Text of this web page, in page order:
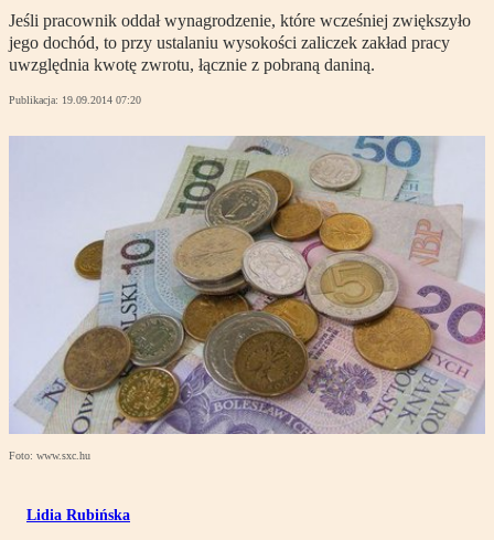
Jeśli pracownik oddał wynagrodzenie, które wcześniej zwiększyło
jego dochód, to przy ustalaniu wysokości zaliczek zakład pracy
uwzględnia kwotę zwrotu, łącznie z pobraną daniną.
Publikacja: 19.09.2014 07:20
Foto: www.sxc.hu
Lidia Rubińska